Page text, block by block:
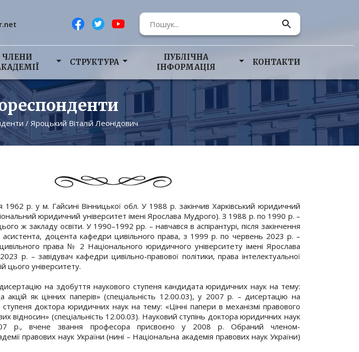
ЧЛЕНИ
СТРУКТУРА
ПУБЛІЧНА
ІНФОРМАЦІЯ
КОНТАКТИ
/ Яроцький Віталій Леонідович
р. у м. Гайсині Вінницької обл. У 1988 р. закінчив Харківський юридичний
юридичний університет імені Ярослава Мудрого). З 1988 р. по 1990 р. –
ж закладу освіти. У 1990–1992 рр. – навчався в аспірантурі, після закінчення
асистента, доцента кафедри цивільного права, з 1999 р. по червень 2023 р. –
права № 2 Національного юридичного університету імені Ярослава
р. – завідувач кафедри цивільно-правової політики, права інтелектуальної
цього університету.
на здобуття наукового ступеня кандидата юридичних наук на тему:
як цінних паперів» (спеціальність 12.00.03), у 2007 р. – дисертацію на
доктора юридичних наук на тему: «Цінні папери в механізмі правового
відносин» (спеціальність 12.00.03). Науковий ступінь доктора юридичних наук
р., вчене звання професора присвоєно у 2008 р. Обраний членом-
правових наук України (нині – Національна академія правових наук України)